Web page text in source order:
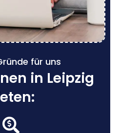
für uns
in Leipzig